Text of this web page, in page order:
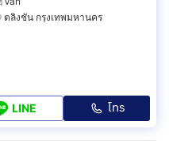
ตลิ่งชัน กรุงเทพมหานคร
LINE โทร